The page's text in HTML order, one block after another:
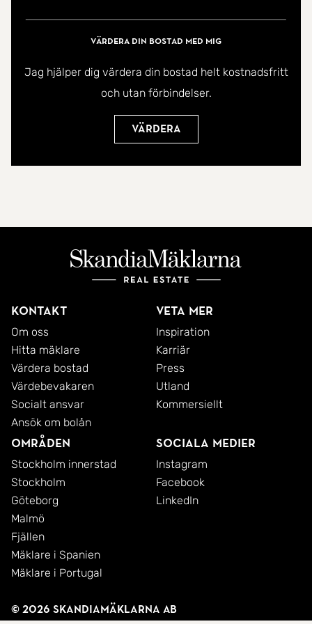
sticker ut - där naturen alltid är närvarande. Taket
är renoverat år ca 2015-2017.
Omkring bor flera hus permanent och vägen
underhålls både sommar- samt vintertid.
Huset är besiktigad, välkommen hem!
Värdera din bostad med mig
Jag hjälper dig värdera din bostad helt kostnadsfritt
och utan förbindelser.
Värdera
Kontakt
Om oss
Hitta mäklare
Värdera bostad
Värdebevakaren
Socialt ansvar
Ansök om bolån
Veta mer
Inspiration
Karriär
Press
Utland
Kommersiellt
Områden
Stockholm innerstad
Stockholm
Göteborg
Malmö
Fjällen
Mäklare i Spanien
Mäklare i Portugal
Sociala medier
Instagram
Facebook
LinkedIn
© 2026 SkandiaMäklarna AB